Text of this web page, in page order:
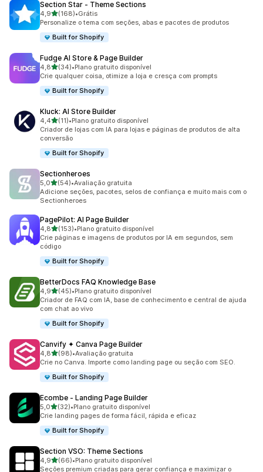
Section Star ‑ Theme Sections
4,9de 5 estrelas
(168)
168 avaliações ao todo
•Grátis
Personalize o tema com seções, abas e pacotes de produtos
Built for Shopify
Fudge AI Store & Page Builder
4,8de 5 estrelas
(34)
34 avaliações ao todo
•Plano gratuito disponível
Crie qualquer coisa, otimize a loja e cresça com prompts
Built for Shopify
Kluck: AI Store Builder
4,4de 5 estrelas
(11)
11 avaliações ao todo
•Plano gratuito disponível
Criador de lojas com IA para lojas e páginas de produtos de alta
conversão
Built for Shopify
Sectionheroes
5,0de 5 estrelas
(54)
54 avaliações ao todo
•Avaliação gratuita
Adicione seções, pacotes, selos de confiança e muito mais com o
Sectionheroes
PagePilot: AI Page Builder
4,8de 5 estrelas
(153)
153 avaliações ao todo
•Plano gratuito disponível
Crie páginas e imagens de produtos por IA em segundos, sem
código
Built for Shopify
BetterDocs FAQ Knowledge Base
4,9de 5 estrelas
(45)
45 avaliações ao todo
•Plano gratuito disponível
Criador de FAQ com IA, base de conhecimento e central de ajuda
com chat ao vivo
Built for Shopify
Canvify ✦ Canva Page Builder
4,8de 5 estrelas
(98)
98 avaliações ao todo
•Avaliação gratuita
Crie no Canva. Importe como landing page ou seção com SEO.
Built for Shopify
Ecombe ‑ Landing Page Builder
5,0de 5 estrelas
(32)
32 avaliações ao todo
•Plano gratuito disponível
Crie landing pages de forma fácil, rápida e eficaz
Built for Shopify
Section VSO: Theme Sections
4,9de 5 estrelas
(66)
66 avaliações ao todo
•Plano gratuito disponível
Seções premium criadas para gerar confiança e maximizar o